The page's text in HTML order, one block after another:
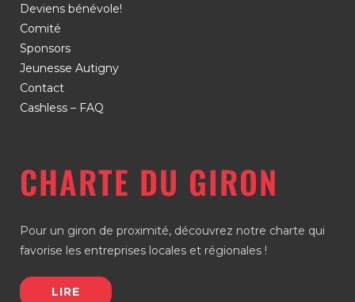
Deviens bénévole!
Comité
Sponsors
Jeunesse Autigny
Contact
Cashless – FAQ
CHARTE DU GIRON
Pour un giron de proximité, découvrez notre charte qui
favorise les entreprises locales et régionales !
LIRE